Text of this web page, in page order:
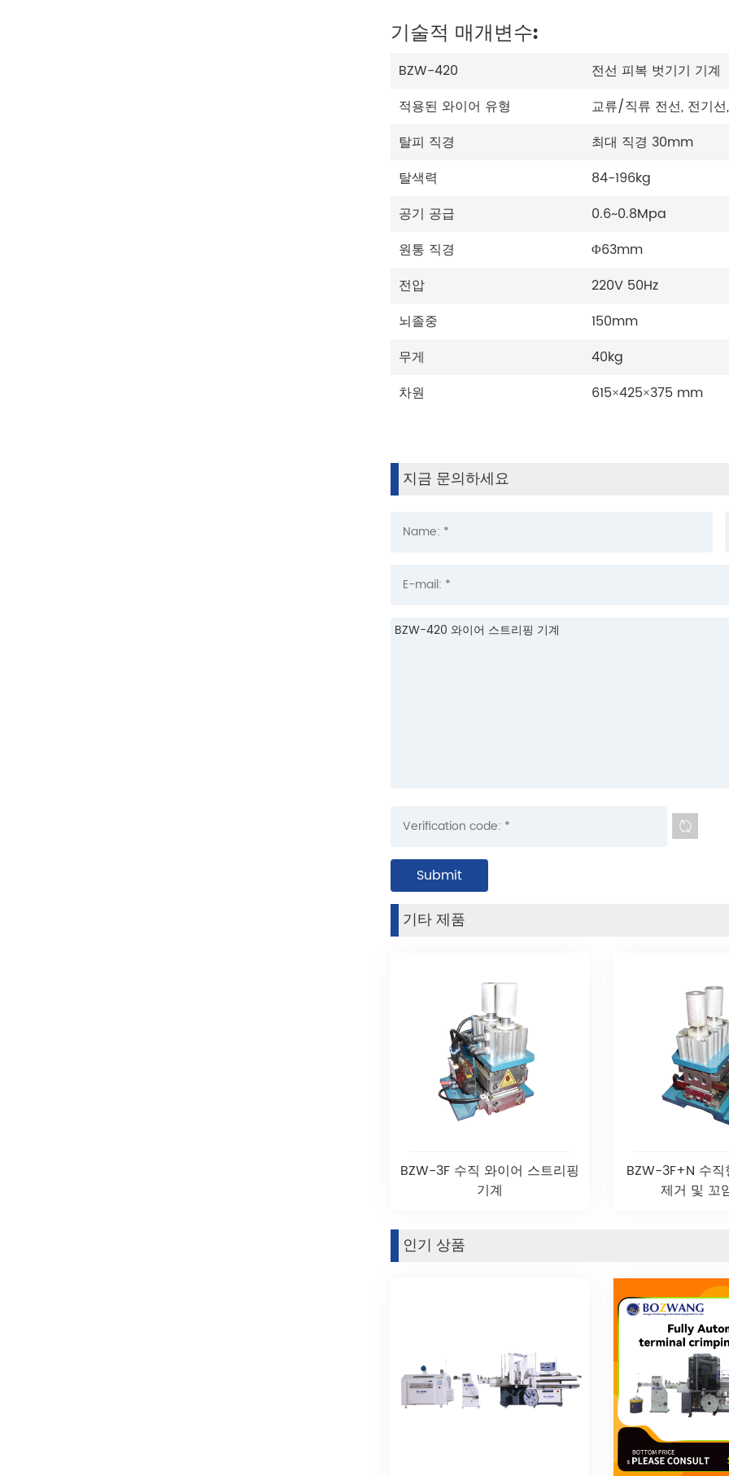
기술적 매개변수:
BZW-420
전선 피복 벗기기 기계
적용된 와이어 유형
교류/직류 전선, 전기
탈피 직경
최대 직경 30mm
탈색력
84-196kg
공기 공급
0.6~0.8Mpa
원통 직경
Φ63mm
전압
220V 50Hz
뇌졸중
150mm
무게
40kg
차원
615×425×375 mm
지금 문의하세요
기타 제품
BZW-3F 수직 와이어 스트리핑
기계
BZW-3F+N 수
제거 및 꼬
인기 상품